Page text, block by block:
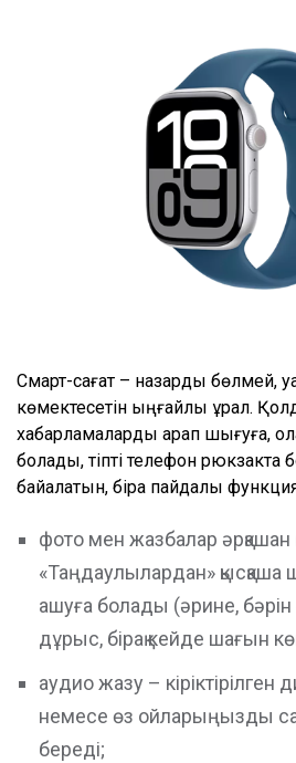
Смарт-сағат – назарды бөлмей,
көмектесетін ыңғайлы құрал.
хабарламаларды қарап шығуға,
болады, тіпті телефон рюкзакта
байқалатын, бірақ пайдалы
фото мен жазбалар
«Таңдаулылардан» қысқаша
ашуға болады (әрине, бәрін
дұрыс, бірақ кейде шағын
аудио жазу – кіріктірілген
немесе өз ойларыңызды
береді;